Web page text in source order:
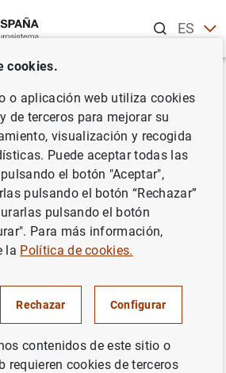
ESEN
growth forecast
sacrifice ratio of
in the euro area
Ghirelli
cookies.
o aplicación web utiliza cookies
de terceros para mejorar su
visualización y recogida
Puede aceptar todas las
el botón "Aceptar",
pulsando el botón “Rechazar”
pulsando el botón
Para más información,
la Política de cookies.
Rechazar Configurar
contenidos de este sitio o
requieren cookies de terceros